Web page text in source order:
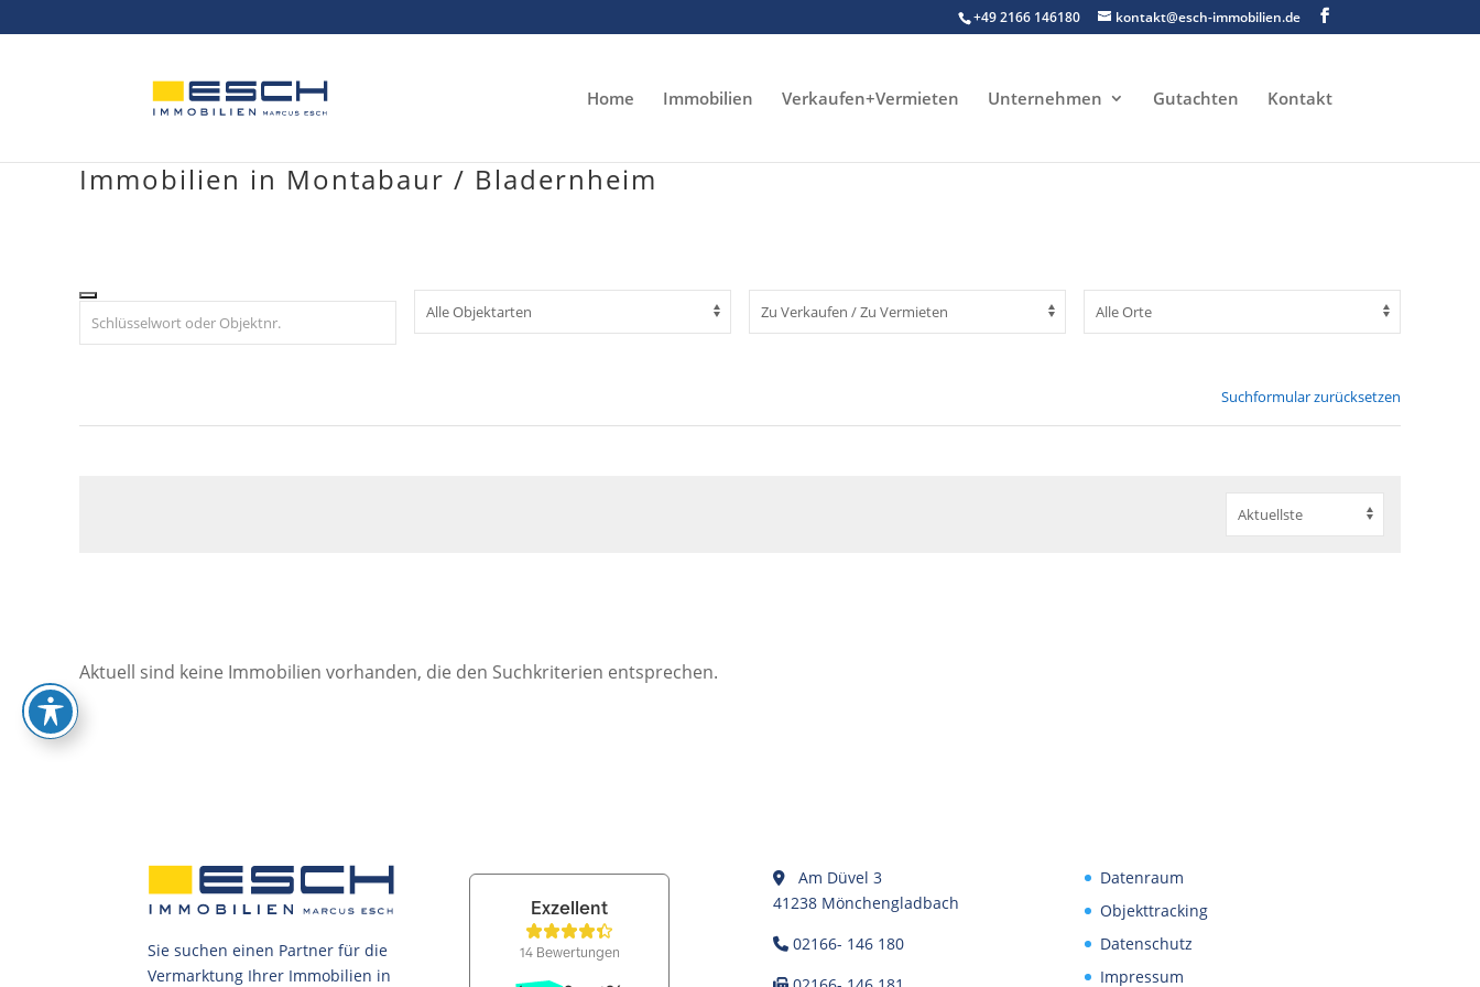
to
+49 2166 146180 kontakt@esch-immobilien.de
Home Immobilien Verkaufen+Vermieten Unternehmen Gutachten Kontakt
Immobilien in Montabaur / Bladernheim
Suchformular zurücksetzen
Aktuell sind keine Immobilien vorhanden, die den Suchkriterien entsprechen.
Sie suchen einen Partner für die
Vermarktung Ihrer Immobilien in
Am Düvel 3
41238 Mönchengladbach
02166- 146 180
Datenraum
Objekttracking
Datenschutz
Impressum